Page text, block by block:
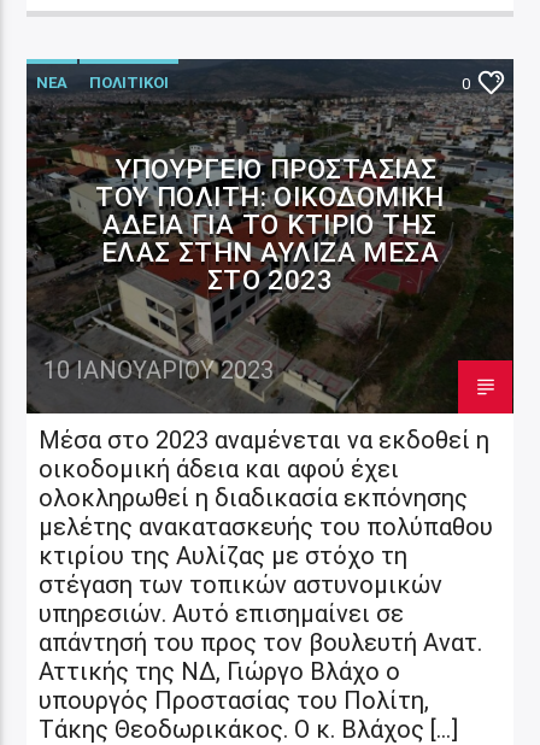
ΝΕΑ ΠΟΛΙΤΙΚΟΙ 0
ΥΠΟΥΡΓΕΊΟ ΠΡΟΣΤΑΣΊΑΣ
ΤΟΥ ΠΟΛΊΤΗ: ΟΙΚΟΔΟΜΙΚΉ
ΆΔΕΙΑ ΓΙΑ ΤΟ ΚΤΊΡΙΟ ΤΗΣ
ΕΛΑΣ ΣΤΗΝ ΑΥΛΊΖΑ ΜΈΣΑ
ΣΤΟ 2023
10 ΙΑΝΟΥΑΡΊΟΥ 2023
Μέσα στο 2023 αναμένεται να εκδοθεί η
οικοδομική άδεια και αφού έχει
ολοκληρωθεί η διαδικασία εκπόνησης
μελέτης ανακατασκευής του πολύπαθου
κτιρίου της Αυλίζας με στόχο τη
στέγαση των τοπικών αστυνομικών
υπηρεσιών. Αυτό επισημαίνει σε
απάντησή του προς τον βουλευτή Ανατ.
Αττικής της ΝΔ, Γιώργο Βλάχο ο
υπουργός Προστασίας του Πολίτη,
Τάκης Θεοδωρικάκος. Ο κ. Βλάχος […]